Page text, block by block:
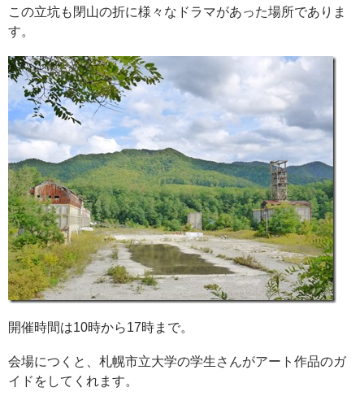
この立坑も閉山の折に様々なドラマがあった場所でありま
す。
開催時間は10時から17時まで。
会場につくと、札幌市立大学の学生さんがアート作品のガ
イドをしてくれます。